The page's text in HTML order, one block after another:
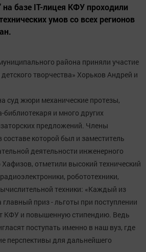
базе IT-лицея КФУ проходили
умов со всех регионов
района приняли участие
творчества» Хорьков Андрей и
суд жюри механические протезы,
и много других
предложений. Члены
составе которой был и заместитель
деятельности инженерного
отметили высокий технический
робототехники,
техники: «Каждый из
приз - льготы при поступлении
КФУ и повышенную стипендию. Ведь
поступать именно в наш вуз, где
перспективы для дальнейшего